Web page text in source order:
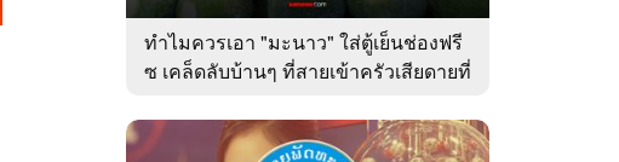
ทำไมควรเอา "มะนาว" ใส่ตู้เย็นช่องฟรี
ซ เคล็ดลับบ้านๆ ที่สายเข้าครัวเสียดายที่